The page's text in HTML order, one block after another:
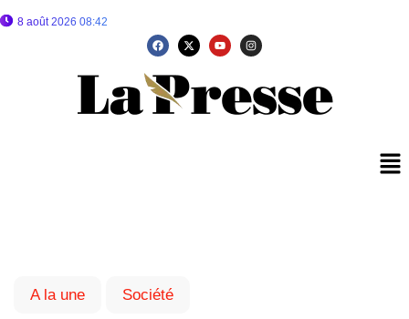
8 août 2026 08:42
A la une Société